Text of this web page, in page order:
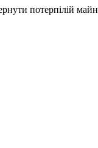
потерпілій